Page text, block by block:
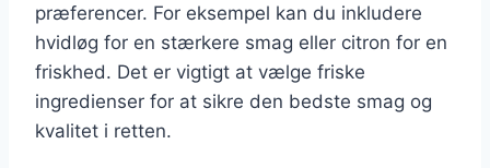
præferencer. For eksempel kan du inkludere
hvidløg for en stærkere smag eller citron for en
friskhed. Det er vigtigt at vælge friske
ingredienser for at sikre den bedste smag og
kvalitet i retten.